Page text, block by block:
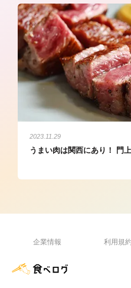
2023.11.29
うまい肉は関西にあり！ 門
企業情報 利用規約